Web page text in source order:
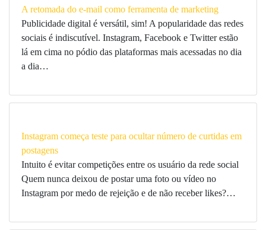
A retomada do e-mail como ferramenta de marketing
Publicidade digital é versátil, sim! A popularidade das redes
sociais é indiscutível. Instagram, Facebook e Twitter estão
lá em cima no pódio das plataformas mais acessadas no dia
a dia…
Instagram começa teste para ocultar número de curtidas em
postagens
Intuito é evitar competições entre os usuário da rede social
Quem nunca deixou de postar uma foto ou vídeo no
Instagram por medo de rejeição e de não receber likes?…